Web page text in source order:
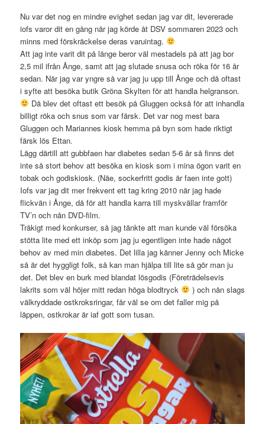
Nu var det nog en mindre evighet sedan jag var dit, levererade
iofs varor dit en gång när jag körde åt DSV sommaren 2023 och
minns med förskräckelse deras varuintag.
Att jag inte varit dit på länge beror väl mestadels på att jag bor
2,5 mil ifrån Ånge, samt att jag slutade snusa och röka för 16 år
sedan. När jag var yngre så var jag ju upp till Ånge och då oftast
i syfte att besöka butik Gröna Skylten för att handla helgranson.
Då blev det oftast ett besök på Gluggen också för att inhandla
billigt röka och snus som var färsk. Det var nog mest bara
Gluggen och Mariannes kiosk hemma på byn som hade riktigt
färsk lös Ettan.
Lägg därtill att gubbfaen har diabetes sedan 5-6 år så finns det
inte så stort behov att besöka en kiosk som i mina ögon varit en
tobak och godiskiosk. (Näe, sockerfritt godis är faen inte gott)
Iofs var jag dit mer frekvent ett tag kring 2010 när jag hade
flickvän i Ånge, då för att handla karra till myskvällar framför
TV’n och nån DVD-film.
Tråkigt med konkurser, så jag tänkte att man kunde väl försöka
stötta lite med ett inköp som jag ju egentligen inte hade något
behov av med min diabetes. Det lilla jag känner Jenny och Micke
så är det hyggligt folk, så kan man hjälpa till lite så gör man ju
det. Det blev en burk med blandat lösgodis (Företrädelsevis
lakrits som väl höjer mitt redan höga blodtryck
) och nån slags
välkryddade ostkroksringar, får väl se om det faller mig på
läppen, ostkrokar är iaf gott som tusan.